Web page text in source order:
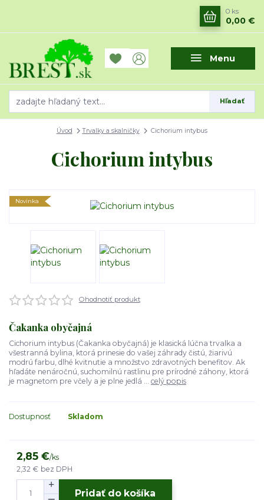
Menu
Hľadať
0 ks
0,00 €
Úvod Trvalky a skalničky Cichorium intybus
Cichorium intybus
Novinka
Ohodnotiť produkt
Čakanka obyčajná
Cichorium intybus (Čakanka obyčajná) je klasická lúčna trvalka a
všestranná bylina, ktorá prinesie do vašej záhrady čistú, žiarivú
modrú farbu, dlhé kvitnutie a množstvo zdravotných benefitov. Ak
hľadáte nenáročnú, suchomilnú rastlinu pre prírodné záhony, ktorá
je magnetom pre včely a je plne jedlá ... celý popis
Dostupnosť Skladom
2,85 €/ks
2,32 € bez DPH
Pridať do košíka